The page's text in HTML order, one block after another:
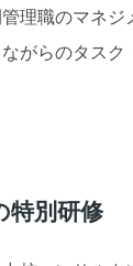
理職のマネ
がらのタス
特別研修